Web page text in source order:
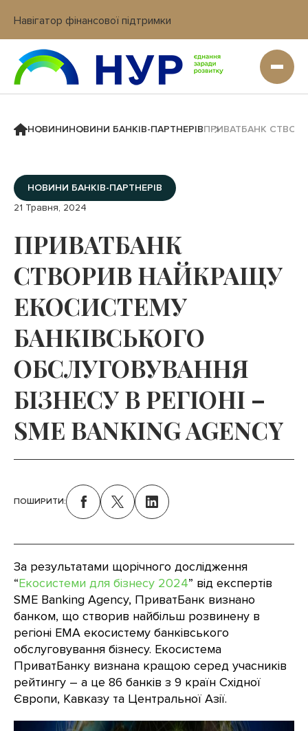
Навігатор фінансової підтримки
Вхід в кабінет IT платформи
НОВИНИНОВИНИ БАНКІВ-ПАРТНЕРІВПРИВАТБАНК
НОВИНИ БАНКІВ-ПАРТНЕРІВ
21 Травня, 2024
ПРИВАТБАНК
СТВОРИВ НАЙКРАЩУ
ЕКОСИСТЕМУ
БАНКІВСЬКОГО
ОБСЛУГОВУВАННЯ
БІЗНЕСУ В РЕГІОНІ –
SME BANKING AGENCY
За результатами щорічного дослідження
“Екосистеми для бізнесу 2024” від експертів
SME Banking Agency, ПриватБанк визнано
банком, що створив найбільш розвинену в
регіоні ЕМА екосистему банківського
обслуговування бізнесу. Екосистема
ПриватБанку визнана кращою серед учасників
рейтингу – а це 86 банків з 9 країн Східної
Європи, Кавказу та Центральної Азії.
ПОШИРИТИ: